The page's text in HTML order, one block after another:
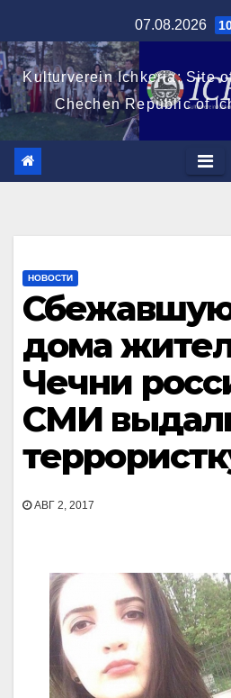
к
содержимому
07.08.2026
Kulturverein Ichkeria: Site
Chechen Republic of
НОВОСТИ
дома
Чечни
СМИ
АВГ 2, 2017